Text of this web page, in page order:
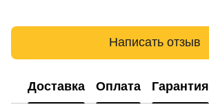
Написать отзыв
Доставка Оплата Гарантия